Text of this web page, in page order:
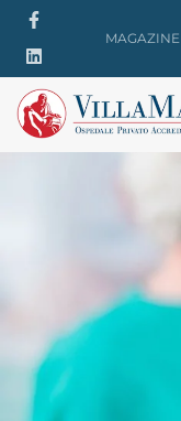
MAGAZINE